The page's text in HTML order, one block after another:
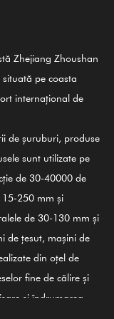
Zhejiang Zhoushan
situată pe coasta
internațional de
de șuruburi, produse
sunt utilizate pe
de 30-40000 de
250 mm și
de 30-130 mm și
de țesut, mașini de
din oțel de
fine de călire și
și îndrumarea